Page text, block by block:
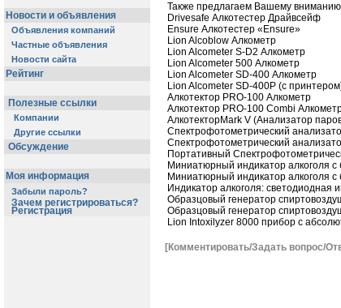
Новости и объявления
Объявления компаний
Частные объявления
Новости сайта
Рейтинг
Полезные ссылки
Компании
Другие ссылки
Обсуждение
Моя информация
Забыли пароль?
Зачем регистрироваться?
Регистрация
Также предлагаем Вашему
Drivesafe Алкотестер Драйвсейф
Ensure Алкотестер «Ensure»
Lion Alcoblow Алкометр
Lion Alcometer S-D2 Алкометр
Lion Alcometer 500 Алкометр
Lion Alcometer SD-400 Алкометр
Lion Alcometer SD-400P (с
Алкотектор PRO-100 Алкометр
Алкотектор PRO-100 Combi
АлкотекторMark V (Анализатор
Спектрофотометрический
Спектрофотометрический
Портативный
Миниатюрный индикатор алкоголя
Миниатюрный индикатор алкоголя
Индикатор алкоголя: светодиодная
Образцовый генератор
Образцовый генератор
Lion Intoxilyzer 8000 прибор с
[Комментировать/Задать вопрос/